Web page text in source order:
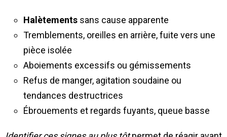
Halètements sans cause apparente
Tremblements, oreilles en arrière, fuite vers une
pièce isolée
Aboiements excessifs ou gémissements
Refus de manger, agitation soudaine ou
tendances destructrices
Ébrouements et regards fuyants, queue basse